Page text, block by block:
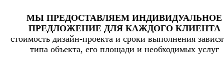
МЫ ПРЕДОСТАВЛЯЕМ ИНДИВИДУАЛЬНОЕ
ПРЕДЛОЖЕНИЕ ДЛЯ КАЖДОГО КЛИЕНТА
стоимость дизайн-проекта и сроки выполнения
типа объекта, его площади и необходимых услуг